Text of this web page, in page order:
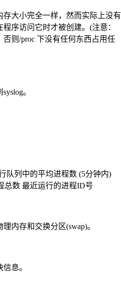
大小完全一样，然而实际上没有
序访问它时才被创建。(注意：
则/proc 下没有任何东西占用任
。
队列中的平均进程数 (5分钟内)
总数 最近运行的进程ID号
内存和交换分区(swap)。
息。